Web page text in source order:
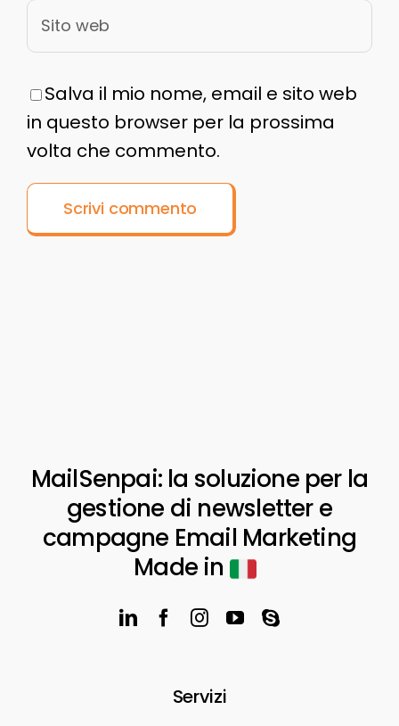
Salva il mio nome, email e sito web
in questo browser per la prossima
volta che commento.
MailSenpai: la soluzione per la
gestione di newsletter e
campagne Email Marketing
Made in
Servizi